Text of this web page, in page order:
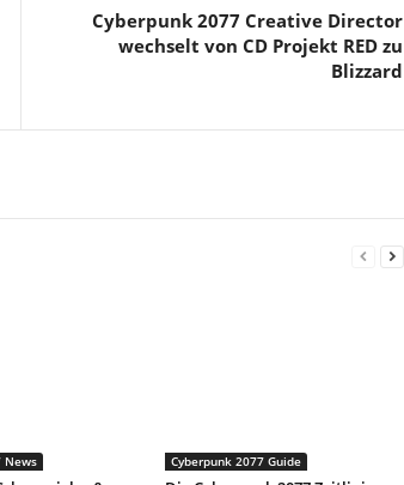
Cyberpunk 2077 Creative Director
wechselt von CD Projekt RED zu
Blizzard
News Cyberpunk 2077 Guide